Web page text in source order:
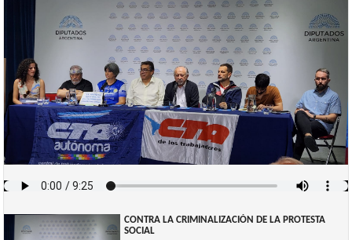
CONTRA LA CRIMINALIZACIÓN DE LA PROTESTA
SOCIAL